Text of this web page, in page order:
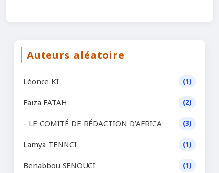
Auteurs aléatoire
Léonce KI (1)
Faiza FATAH (2)
- LE COMITÉ DE RÉDACTION D’AFRICA (3)
Lamya TENNCI (1)
Benabbou SENOUCI (1)